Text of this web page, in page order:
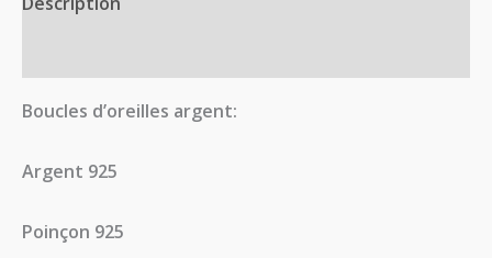
Boucles d’oreilles argent:
Argent 925
Poinçon 925